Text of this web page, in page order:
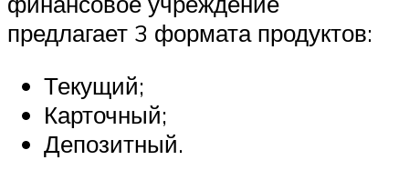
предлагает 3 формата продуктов:
Текущий;
Карточный;
Депозитный.